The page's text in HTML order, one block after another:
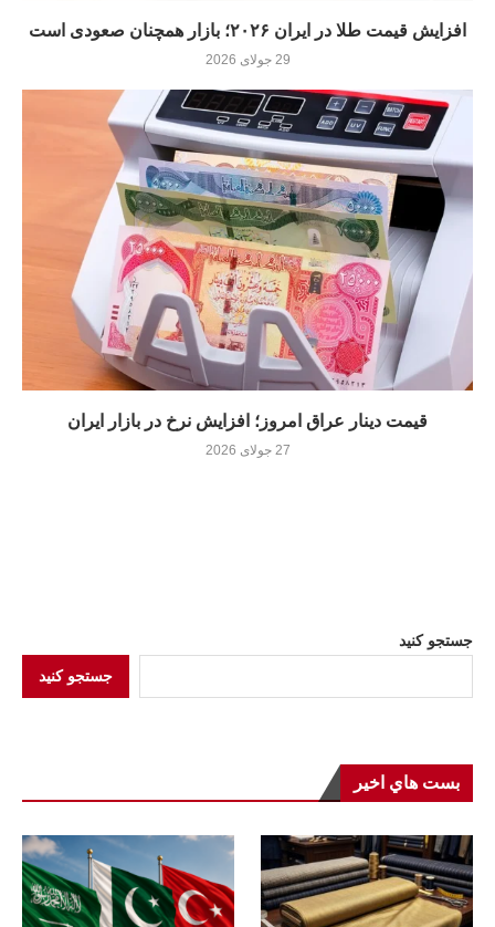
افزایش قیمت طلا در ایران ۲۰۲۶؛ بازار همچنان صعودی است
29 جولای 2026
قیمت دینار عراق امروز؛ افزایش نرخ در بازار ایران
27 جولای 2026
جستجو کنید
جستجو کنید
بست هاي اخير